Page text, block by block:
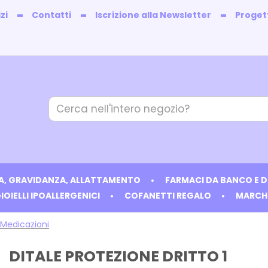
Contatti Iscrizione alla Newsletter
Cerca
Prodotto
GRAVIDANZA, ALLATTAMENTO FARMACI DA BANCO E
IPOALLERGENICI
COFANETTI REGALO
DITALE PROTEZIONE DRITTO 1